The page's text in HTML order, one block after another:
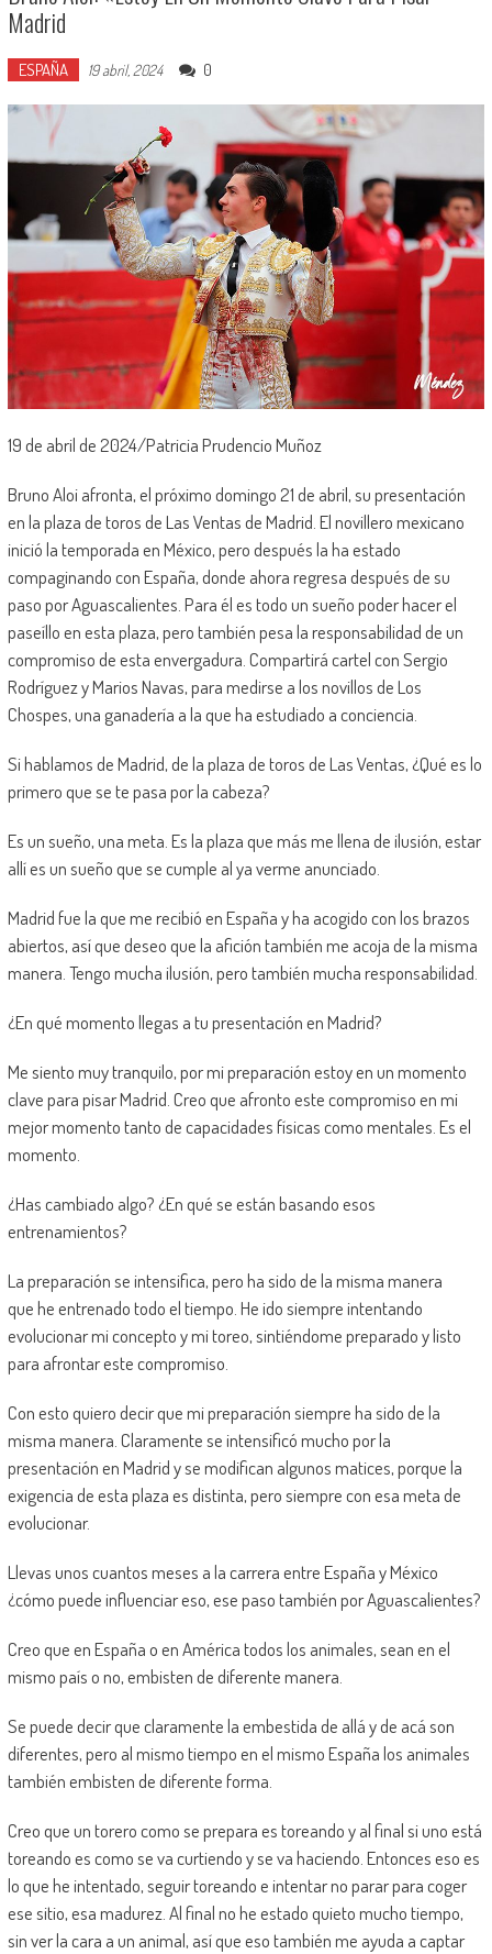
Madrid
ESPAÑA 19 abril, 2024 0
19 de abril de 2024/Patricia Prudencio Muñoz
Bruno Aloi afronta, el próximo domingo 21 de abril, su presentación
en la plaza de toros de Las Ventas de Madrid. El novillero mexicano
inició la temporada en México, pero después la ha estado
compaginando con España, donde ahora regresa después de su
paso por Aguascalientes. Para él es todo un sueño poder hacer el
paseíllo en esta plaza, pero también pesa la responsabilidad de un
compromiso de esta envergadura. Compartirá cartel con Sergio
Rodríguez y Marios Navas, para medirse a los novillos de Los
Chospes, una ganadería a la que ha estudiado a conciencia.
Si hablamos de Madrid, de la plaza de toros de Las Ventas, ¿Qué es lo
primero que se te pasa por la cabeza?
Es un sueño, una meta. Es la plaza que más me llena de ilusión, estar
allí es un sueño que se cumple al ya verme anunciado.
Madrid fue la que me recibió en España y ha acogido con los brazos
abiertos, así que deseo que la afición también me acoja de la misma
manera. Tengo mucha ilusión, pero también mucha responsabilidad.
¿En qué momento llegas a tu presentación en Madrid?
Me siento muy tranquilo, por mi preparación estoy en un momento
clave para pisar Madrid. Creo que afronto este compromiso en mi
mejor momento tanto de capacidades físicas como mentales. Es el
momento.
¿Has cambiado algo? ¿En qué se están basando esos
entrenamientos?
La preparación se intensifica, pero ha sido de la misma manera
que he entrenado todo el tiempo. He ido siempre intentando
evolucionar mi concepto y mi toreo, sintiéndome preparado y listo
para afrontar este compromiso.
Con esto quiero decir que mi preparación siempre ha sido de la
misma manera. Claramente se intensificó mucho por la
presentación en Madrid y se modifican algunos matices, porque la
exigencia de esta plaza es distinta, pero siempre con esa meta de
evolucionar.
Llevas unos cuantos meses a la carrera entre España y México
¿cómo puede influenciar eso, ese paso también por Aguascalientes?
Creo que en España o en América todos los animales, sean en el
mismo país o no, embisten de diferente manera.
Se puede decir que claramente la embestida de allá y de acá son
diferentes, pero al mismo tiempo en el mismo España los animales
también embisten de diferente forma.
Creo que un torero como se prepara es toreando y al final si uno está
toreando es como se va curtiendo y se va haciendo. Entonces eso es
lo que he intentado, seguir toreando e intentar no parar para coger
ese sitio, esa madurez. Al final no he estado quieto mucho tiempo,
sin ver la cara a un animal, así que eso también me ayuda a captar